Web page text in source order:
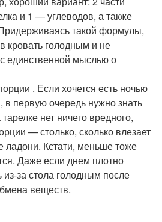
и 1 — углеводов, а также
такой формулы,
кровать голодным и не
единственной мыслью о
. Если хочется есть ночью
в первую очередь нужно знать
нет ничего вредного,
— столько, сколько влезает
ладони. Кстати, меньше тоже
Даже если днем плотно
из-за стола голодным после
веществ.